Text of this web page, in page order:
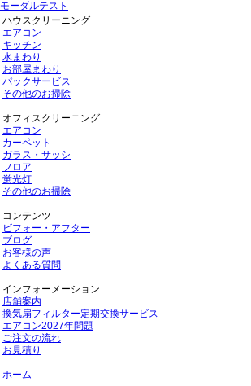
モーダルテスト
ハウスクリーニング
エアコン
キッチン
水まわり
お部屋まわり
パックサービス
その他のお掃除
オフィスクリーニング
エアコン
カーペット
ガラス・サッシ
フロア
蛍光灯
その他のお掃除
コンテンツ
ビフォー・アフター
ブログ
お客様の声
よくある質問
インフォーメーション
店舗案内
換気扇フィルター定期交換サービス
エアコン2027年問題
ご注文の流れ
お見積り
ホーム